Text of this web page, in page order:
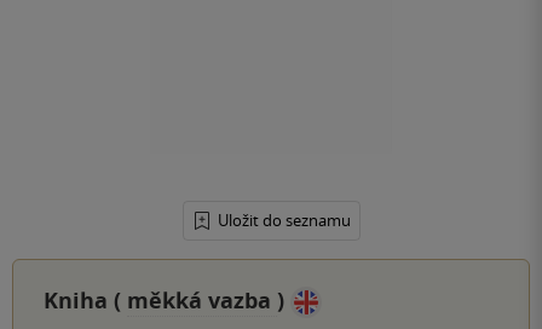
Uložit do seznamu
Kniha ( měkká vazba )